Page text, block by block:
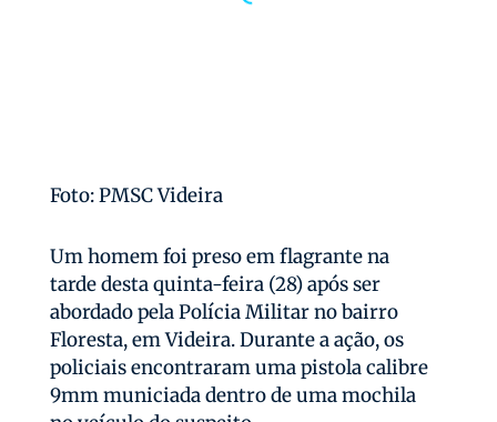
Foto: PMSC Videira
Um homem foi preso em flagrante na
tarde desta quinta-feira (28) após ser
abordado pela Polícia Militar no bairro
Floresta, em Videira. Durante a ação, os
policiais encontraram uma pistola calibre
9mm municiada dentro de uma mochila